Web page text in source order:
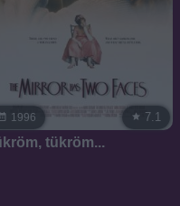
1996 7.1
tükröm...